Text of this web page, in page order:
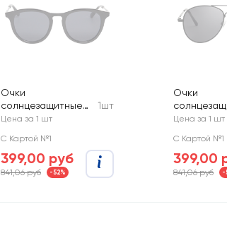
Очки
солнцезащитные
мужские CITY HOME
GLSSUN-003-MEN
1шт
Цена за 1 шт
С Картой №1
399,00 руб
841,06 руб -52%
Очки
мужские
GLSSUN-
Цена за 1 шт
С Картой №1
399,00
841,06 руб -